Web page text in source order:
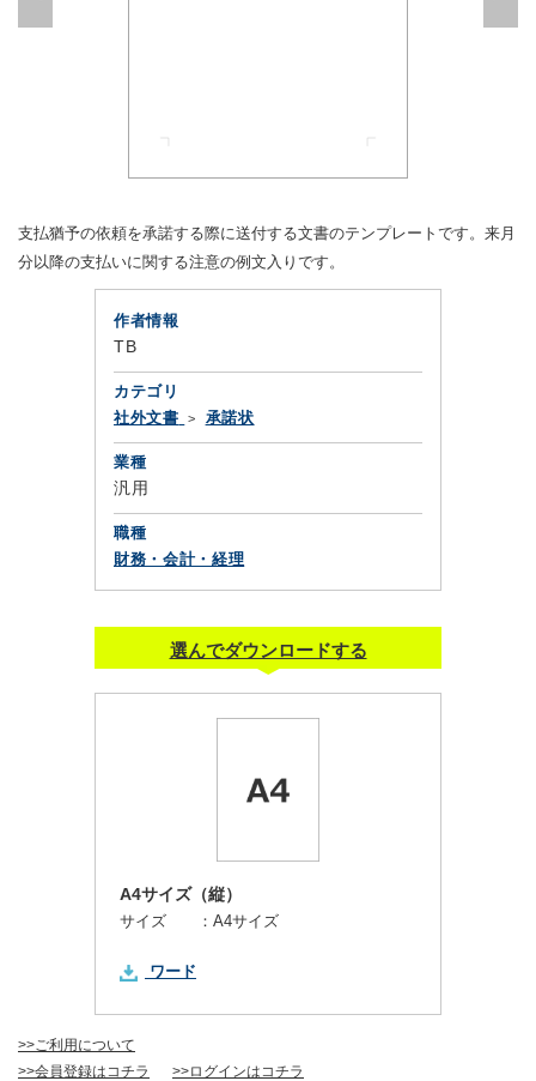
支払猶予の依頼を承諾する際に送付する文書のテンプレートです。来月
分以降の支払いに関する注意の例文入りです。
作者情報
TB
カテゴリ
社外文書
承諾状
業種
汎用
職種
財務・会計・経理
選んでダウンロードする
A4サイズ（縦）
サイズ ： A4サイズ
ワード
>>ご利用について
>>会員登録はコチラ
>>ログインはコチラ